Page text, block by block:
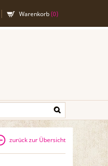
Warenkorb(0)
zurück zur Übersicht